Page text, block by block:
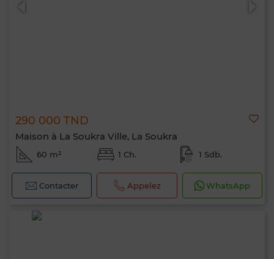
290 000 TND
Maison à La Soukra Ville, La Soukra
60 m² 1 Ch. 1 Sdb.
Contacter Appelez WhatsApp